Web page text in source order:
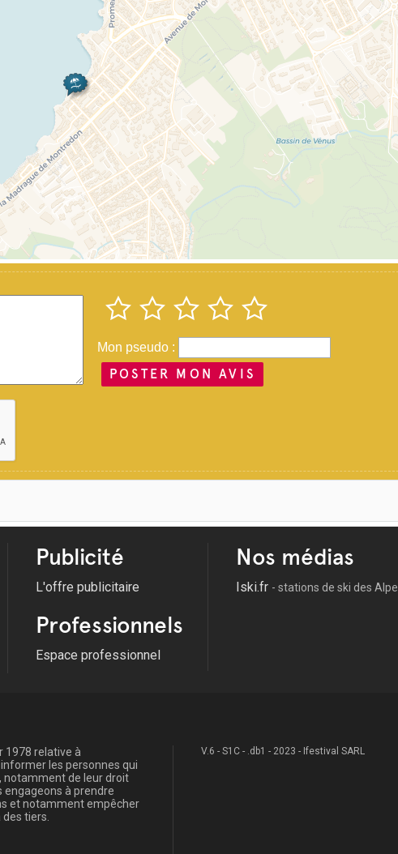
Mon pseudo :
POSTER MON AVIS
Publicité
L'offre publicitaire
Professionnels
Espace professionnel
Nos médias
Iski.fr - stations de ski des
1978 relative à
les personnes qui
notamment de leur droit
engageons à prendre
et notamment empêcher
tiers.
V.6 - S1C - .db1 - 2023 - Ifestival SARL